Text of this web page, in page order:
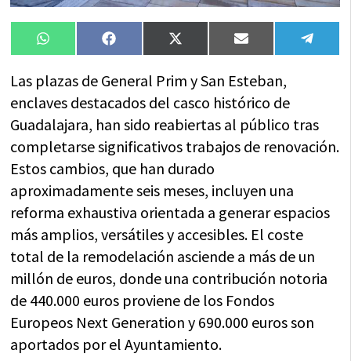
Compartir
en
WhatsAppCompartir
en
FacebookCompartir
en
X
(Twitter)
Compartir
en
Email
en
Las plazas de General Prim y San Esteban,
enclaves destacados del casco histórico de
Guadalajara, han sido reabiertas al público tras
completarse significativos trabajos de renovación.
Estos cambios, que han durado
aproximadamente seis meses, incluyen una
reforma exhaustiva orientada a generar espacios
más amplios, versátiles y accesibles. El coste
total de la remodelación asciende a más de un
millón de euros, donde una contribución notoria
de 440.000 euros proviene de los Fondos
Europeos Next Generation y 690.000 euros son
aportados por el Ayuntamiento.